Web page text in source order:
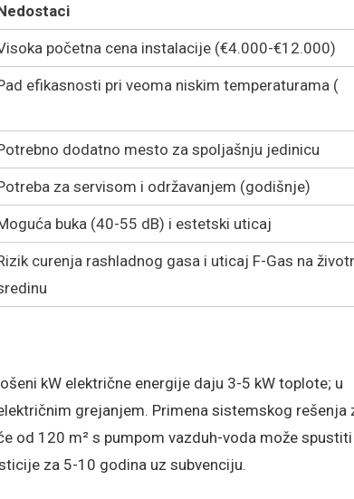
početna cena instalacije (€4.000-€12.000)
efikasnosti pri veoma niskim temperaturama (
dodatno mesto za spoljašnju jedinicu
za servisom i održavanjem (godišnje)
buka (40-55 dB) i estetski uticaj
curenja rashladnog gasa i uticaj F-Gas na
kW električne energije daju 3-5 kW toplote; u
grejanjem. Primena sistemskog rešenja
od 120 m² s pumpom vazduh-voda može spustiti
za 5-10 godina uz subvenciju.